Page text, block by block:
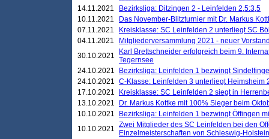
14.11.2021
Bezirksliga: Ditzingen 2 - Leinfelden 2,5:3,5
10.11.2021
Das November-Blitzturnier mit Dr. Markus
07.11.2021
Kreisklasse: SC Leinfelden 2 unterliegt SC
04.11.2021
Mitgliederversammlung 2021 - neuer
30.10.2021
Karl Brettschneider erfolgreich beim 9.
Tegernsee
24.10.2021
Bezirksliga: Leinfelden 1 bezwingt
24.10.2021 C-Klasse: Leinfelden 3 unterliegt Heimsheim
17.10.2021
Kreisklasse: SC Leinfelden 2 siegt in
13.10.2021
Dr. Markus Kottke mit 100% Sieger beim
10.10.2021
Bezirksliga: Leinfelden 1 bezwingt Öffingen
10.10.2021 Zwei Mitglieder des SC Leinfelden bei den
Einzelmeisterschaften von Schleswig-